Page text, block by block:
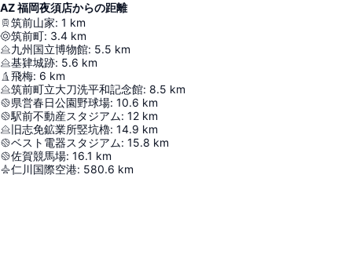
AZ 福岡夜須店からの距離
筑前山家: 1 km
筑前町: 3.4 km
九州国立博物館: 5.5 km
基肄城跡: 5.6 km
飛梅: 6 km
筑前町立大刀洗平和記念館: 8.5 km
県営春日公園野球場: 10.6 km
駅前不動産スタジアム: 12 km
旧志免鉱業所竪坑櫓: 14.9 km
ベスト電器スタジアム: 15.8 km
佐賀競馬場: 16.1 km
仁川国際空港: 580.6 km